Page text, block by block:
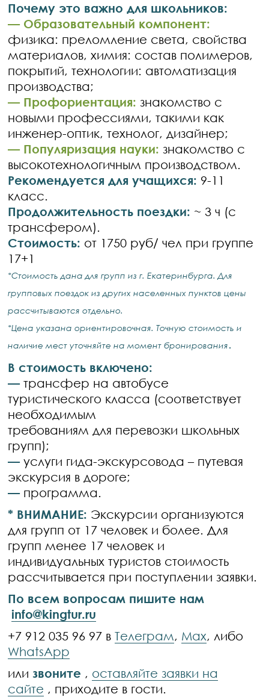
Почему это важно для школьников:
—Образовательный компонент:
физика: преломление света, свойства
материалов, химия: состав полимеров,
покрытий, технологии: автоматизация
производства;
—Профориентация: знакомство с
новыми профессиями, такими как
инженер-оптик, технолог, дизайнер;
—Популяризация науки: знакомство с
высокотехнологичным производством.
Рекомендуется для учащихся: 9-11
класс.
Продолжительность поездки: ~ 3 ч (с
трансфером).
Стоимость: от 1750 руб/ чел при группе
17+1
*Стоимость дана для групп из г. Екатеринбурга. Для
групповых поездок из других населенных пунктов цены
рассчитываются отдельно.
*Цена указана ориентировочная. Точную стоимость и
наличие мест уточняйте на момент бронирования.
В стоимость включено:
—трансфер на автобусе
туристического класса (соответствует
необходимым
требованиям для перевозки школьных
групп);
—услуги гида-экскурсовода – путевая
экскурсия в дороге;
—программа.
* ВНИМАНИЕ: Экскурсии организуются
для групп от 17 человек и более. Для
групп менее 17 человек и
индивидуальных туристов стоимость
рассчитывается при поступлении заявки.
По всем вопросам пишите нам
info@kingtur.ru
+7 912 035 96 97 вТелеграм, Max, либо
WhatsApp
илизвоните , оставляйте заявки на
сайте , приходите в гости.